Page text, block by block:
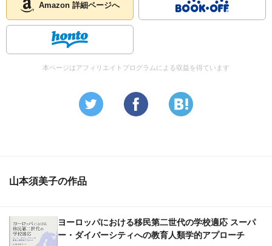
Amazon 詳細ページへ
本ページはアフィリエイトプログラムによる収益を得ています
山本須美子の作品
ヨーロッパにおける移民第二世代の学校適応 スーパ
ー・ダイバーシティへの教育人類学的アプローチ